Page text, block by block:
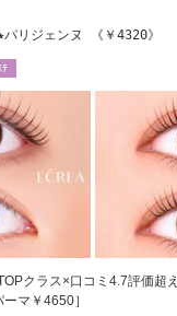
リジェンヌ 《￥4320》
ﾃ
クラス×口コミ4.7評価超
マ￥4650］